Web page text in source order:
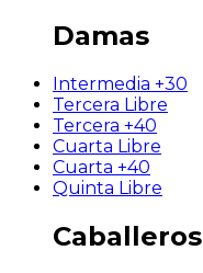
Damas
Intermedia +30
Tercera Libre
Tercera +40
Cuarta Libre
Cuarta +40
Quinta Libre
Caballeros